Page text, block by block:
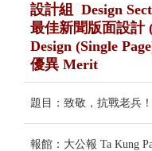
設計組 Design
最佳新聞版面設計
Design (Single
優異 Merit
題目：致敬，抗戰老兵！
報館：大公報 Ta Kung